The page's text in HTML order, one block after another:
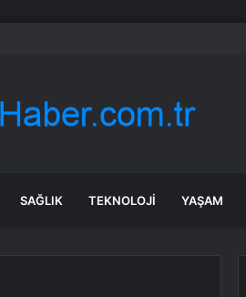
geliyor
SAĞLIK TEKNOLOJI YAŞAM